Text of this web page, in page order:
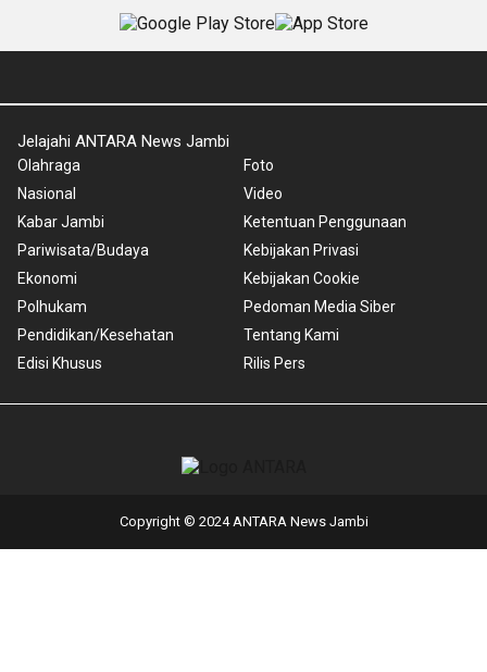
Jelajahi ANTARA News Jambi
Olahraga
Nasional
Kabar Jambi
Pariwisata/Budaya
Ekonomi
Polhukam
Pendidikan/Kesehatan
Edisi Khusus
Foto
Video
Ketentuan Penggunaan
Kebijakan Privasi
Kebijakan Cookie
Pedoman Media Siber
Tentang Kami
Rilis Pers
Copyright © 2024 ANTARA News Jambi